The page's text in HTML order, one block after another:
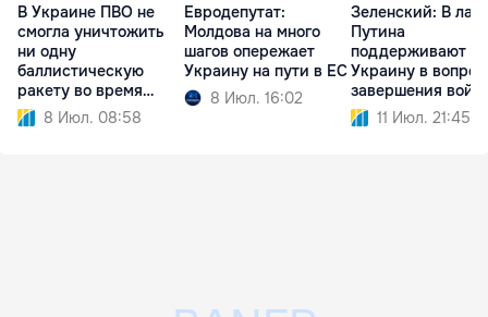
В Украине ПВО не
смогла уничтожить
ни одну
баллистическую
ракету во время
атаки РФ
8 Июл. 08:58
Евродепутат:
Молдова на много
шагов опережает
Украину на пути в ЕС
8 Июл. 16:02
Зеленский: В
Путина
поддерживают
Украину в
завершения
11 Июл. 21:45